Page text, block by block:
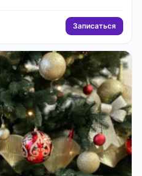
Записаться